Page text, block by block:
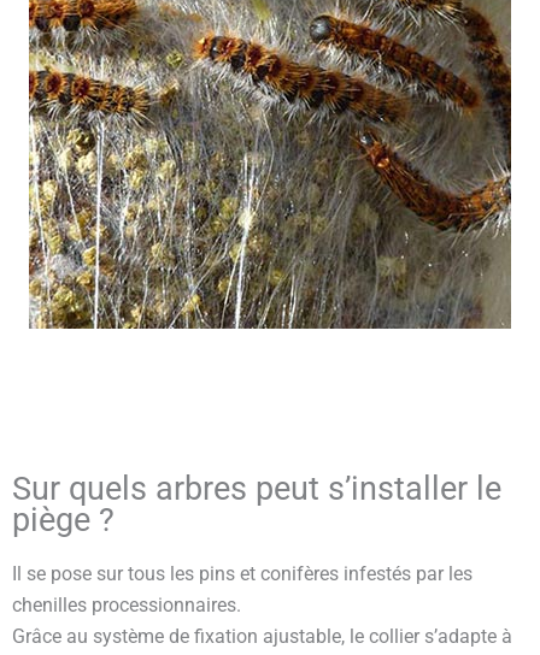
Sur quels arbres peut s’installer le
piège ?
Il se pose sur tous les pins et conifères infestés par les
chenilles processionnaires.
Grâce au système de fixation ajustable, le collier s’adapte à